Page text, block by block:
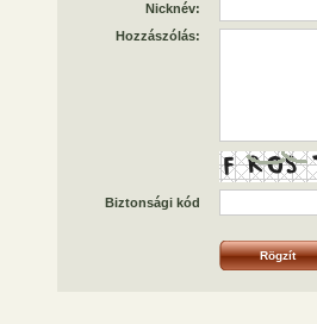
Nicknév:
Hozzászólás:
Biztonsági kód